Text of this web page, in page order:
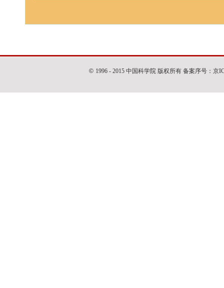
© 1996 - 2015 中国科学院 版权所有 备案序号：京